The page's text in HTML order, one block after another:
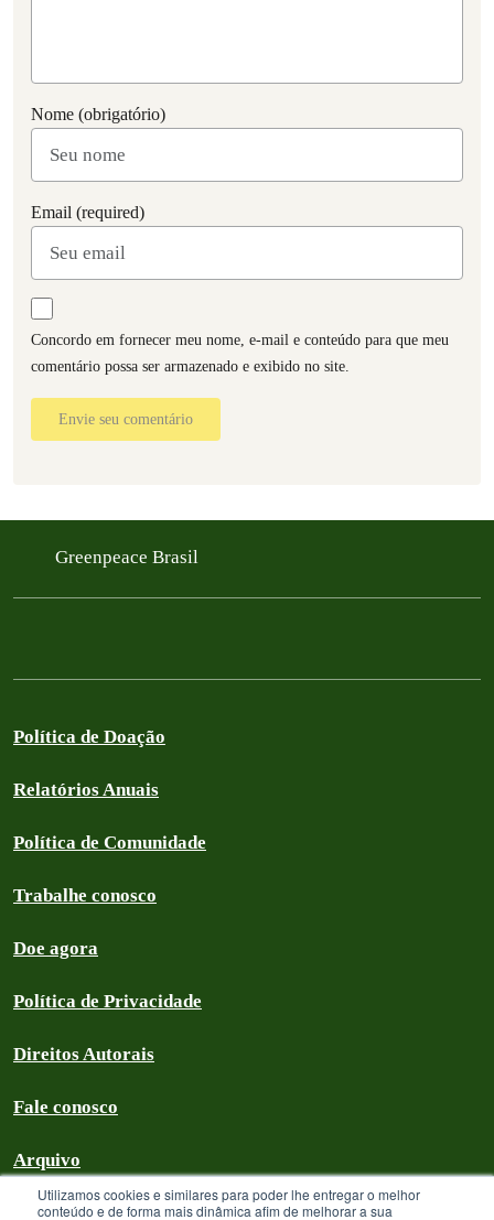
Utilizamos cookies e similares para poder lhe entregar o melhor
conteúdo e de forma mais dinâmica afim de melhorar a sua
Nome (obrigatório)
Email (required)
Concordo em fornecer meu nome, e-mail e conteúdo para que meu
comentário possa ser armazenado e exibido no site.
Envie seu comentário
Greenpeace Brasil
Política de Doação
Relatórios Anuais
Política de Comunidade
Trabalhe conosco
Doe agora
Política de Privacidade
Direitos Autorais
Fale conosco
Arquivo